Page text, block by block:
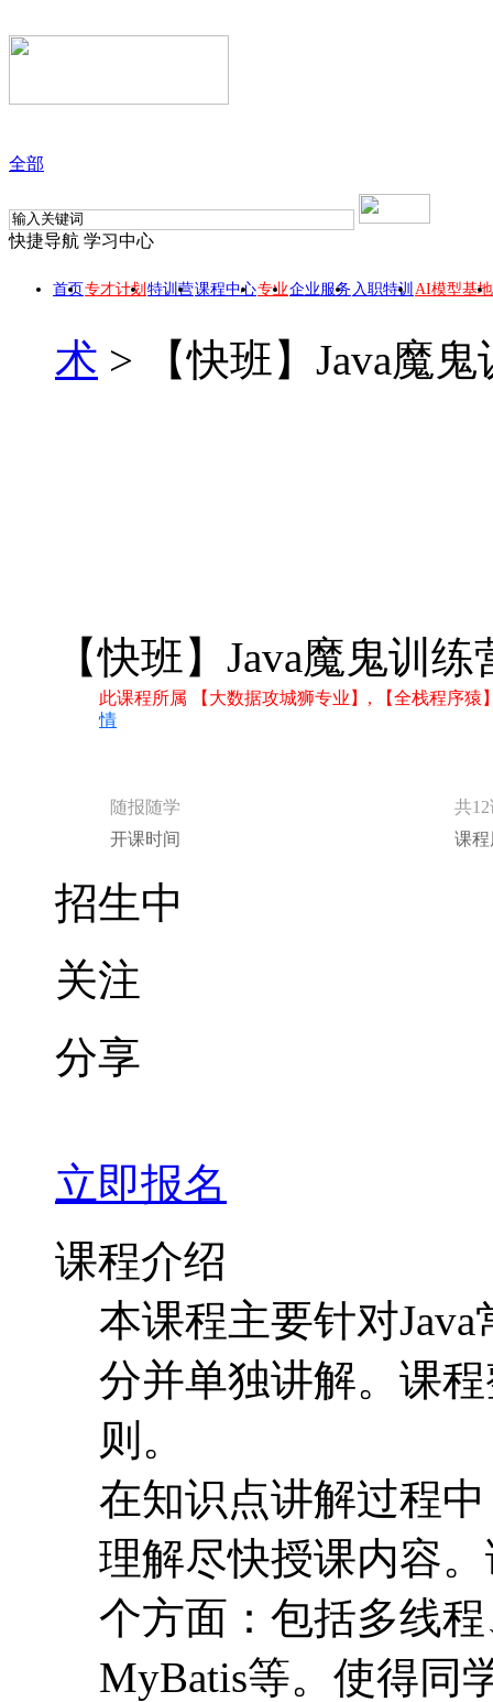
全部
快捷导航 学习中心
首页专才计划 特训营课程中心专业企业服务 入职特训 AI模型基地
术 > 【快班】Java魔
【快班】Java魔鬼训练
此课程所属 【大数据攻城狮专业】, 【全栈程序
情
随报随学
共
开课时间
课
招生中
关注
分享
立即报名
课程介绍
本课程主要针对
分并单独讲解。课
则。
在知识点讲解过程
理解尽快授课内容
个方面：包括多线
MyBatis等。使得同